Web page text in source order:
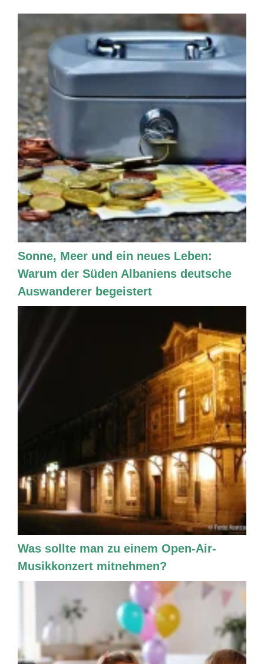
Sonne, Meer und ein neues Leben:
Warum der Süden Albaniens deutsche
Auswanderer begeistert
Was sollte man zu einem Open-Air-
Musikkonzert mitnehmen?